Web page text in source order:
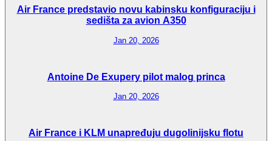
Air France predstavio novu kabinsku konfiguraciju i
sedišta za avion A350
Jan 20, 2026
Antoine De Exupery pilot malog princa
Jan 20, 2026
Air France i KLM unapređuju dugolinijsku flotu